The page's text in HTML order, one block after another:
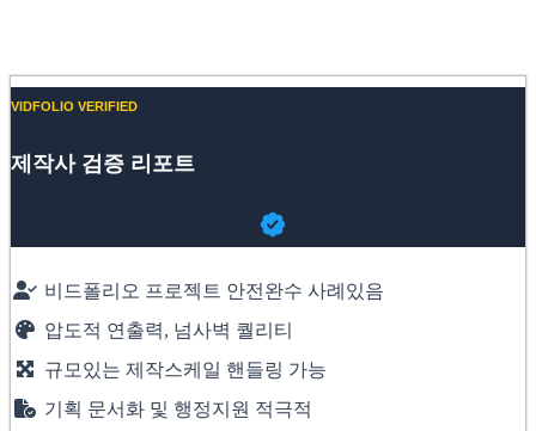
VIDFOLIO VERIFIED
제작사 검증 리포트
비드폴리오 프로젝트 안전완수 사례있음
압도적 연출력, 넘사벽 퀄리티
규모있는 제작스케일 핸들링 가능
기획 문서화 및 행정지원 적극적